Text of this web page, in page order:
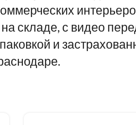
складе, с видео
и